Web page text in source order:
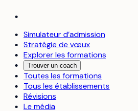
Simulateur d’admission
Stratégie de vœux
Explorer les formations
Trouver un coach
Toutes les formations
Tous les établissements
Révisions
Le média